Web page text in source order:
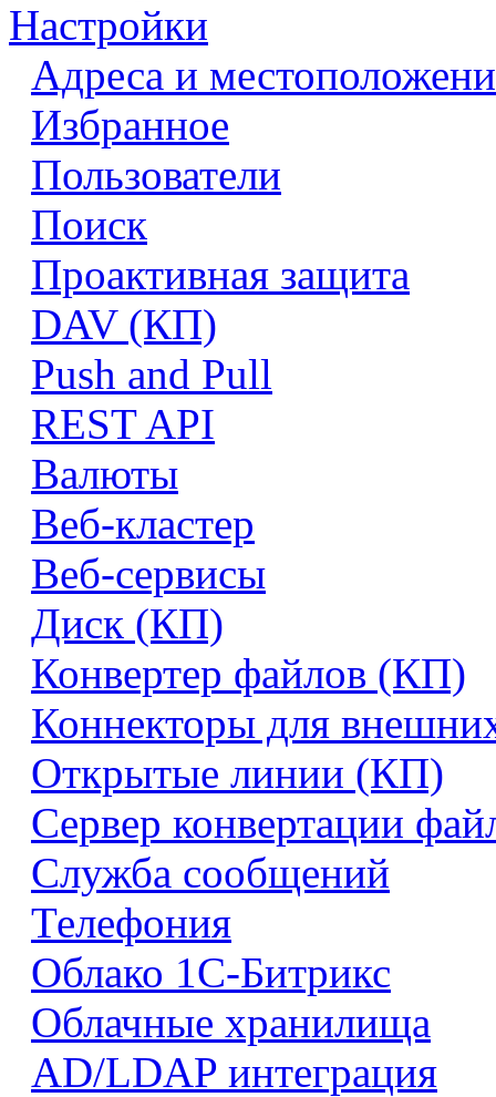
Настройки
Адреса и
Избранное
Пользователи
Поиск
Проактивная защита
DAV (КП)
Push and Pull
REST API
Валюты
Веб-кластер
Веб-сервисы
Диск (КП)
Конвертер файлов (КП)
Коннекторы для
Открытые линии (КП)
Сервер конвертации
Служба сообщений
Телефония
Облако 1С-Битрикс
Облачные хранилища
AD/LDAP интеграция